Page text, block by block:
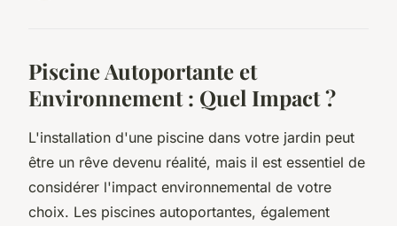
Piscine Autoportante et
Environnement : Quel Impact ?
L'installation d'une piscine dans votre jardin peut
être un rêve devenu réalité, mais il est essentiel de
considérer l'impact environnemental de votre
choix. Les piscines autoportantes, également